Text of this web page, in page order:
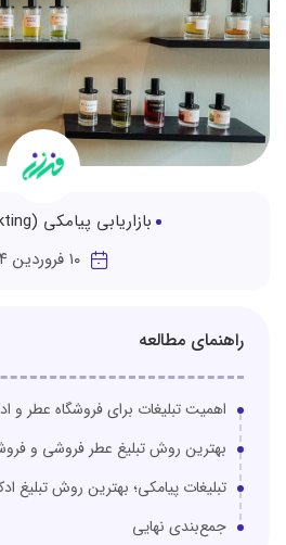
بازاریابی پیامکی (SMS Markting)
۱۰ فروردین ۱۴۰۴
راهنمای مطالعه
اهمیت تبلیغات برای فروشگاه عطر و
بهترین روش تبلیغ عطر فروشی و
تبلیغات پیامکی؛ بهترین روش تبلیغ
جمع‌بندی نهایی